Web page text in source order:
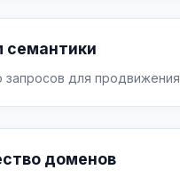
семантики
запросов для продвижения
доменов